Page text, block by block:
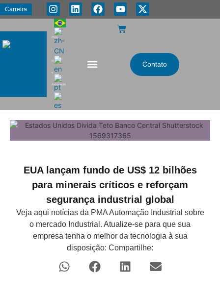
Carreira
PMA
Energia
e
Automação
Contato
EUA lançam fundo de US$ 12 bilhões
para minerais críticos e reforçam
segurança industrial global
Veja aqui notícias da PMA Automação Industrial sobre
o mercado Industrial. Atualize-se para que sua
empresa tenha o melhor da tecnologia à sua
disposição: Compartilhe: